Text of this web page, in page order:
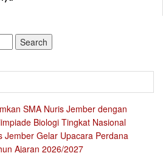
SMA Nuris Jember dengan
Biologi Tingkat Nasional
Jember Gelar Upacara Perdana
Ajaran 2026/2027